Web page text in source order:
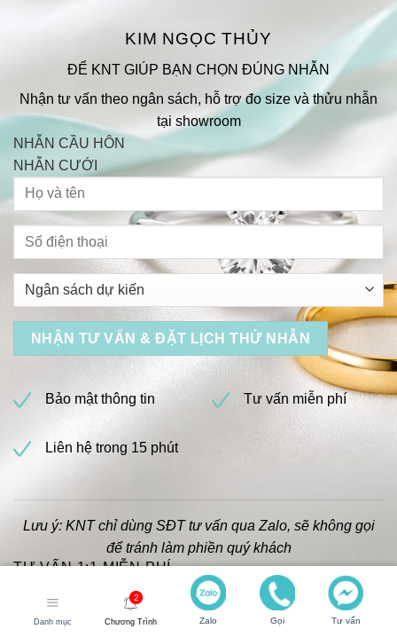
Danh mục Chương Trình Zalo Gọi Tư vấn
KIM NGỌC THỦY
ĐỂ KNT GIÚP BẠN CHỌN ĐÚNG NHẪN
Nhận tư vấn theo ngân sách, hỗ trợ đo size và thửu nhẫn
tại showroom
NHẪN CẦU HÔN
NHẪN CƯỚI
Bảo mật thông tin Tư vấn miễn phí
Liên hệ trong 15 phút
Lưu ý: KNT chỉ dùng SĐT tư vấn qua Zalo, sẽ không gọi
để tránh làm phiền quý khách
TƯ VẤN 1:1 MIỄN PHÍ